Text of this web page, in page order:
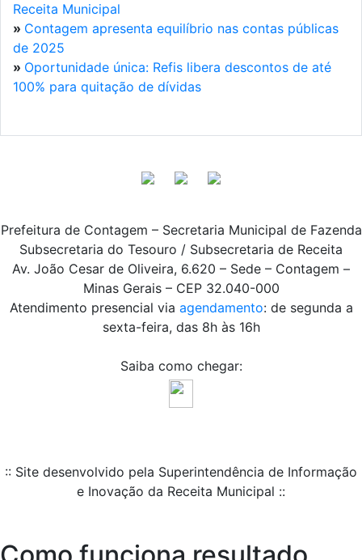
Receita Municipal
» Contagem apresenta equilíbrio nas contas públicas
de 2025
» Oportunidade única: Refis libera descontos de até
100% para quitação de dívidas
Prefeitura de Contagem – Secretaria Municipal de Fazenda
Subsecretaria do Tesouro / Subsecretaria de Receita
Av. João Cesar de Oliveira, 6.620 – Sede – Contagem –
Minas Gerais – CEP 32.040-000
Atendimento presencial via agendamento: de segunda a
sexta-feira, das 8h às 16h
Saiba como chegar:
:: Site desenvolvido pela Superintendência de Informação
e Inovação da Receita Municipal ::